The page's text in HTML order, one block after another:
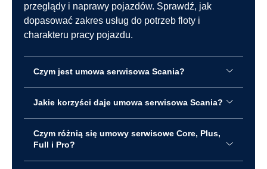
przeglądy i naprawy pojazdów. Sprawdź, jak
dopasować zakres usług do potrzeb floty i
charakteru pracy pojazdu.
Czym jest umowa serwisowa Scania?
Jakie korzyści daje umowa serwisowa Scania?
Czym różnią się umowy serwisowe Core, Plus,
Full i Pro?